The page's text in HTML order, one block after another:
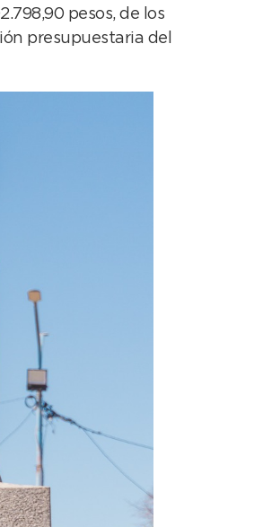
pesos, de los
presupuestaria del